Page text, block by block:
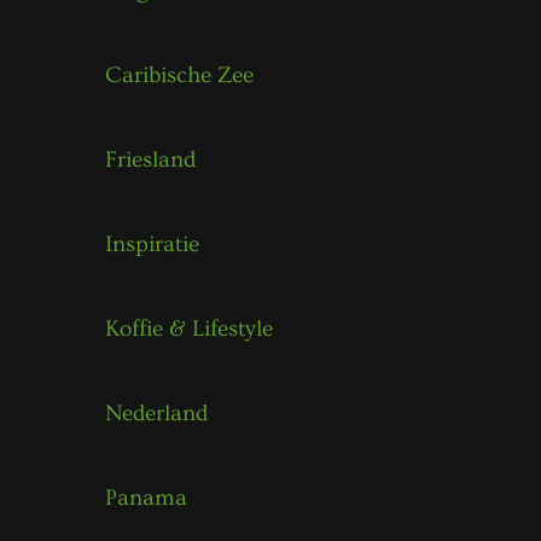
Caribische Zee
Friesland
Inspiratie
Koffie & Lifestyle
Nederland
Panama